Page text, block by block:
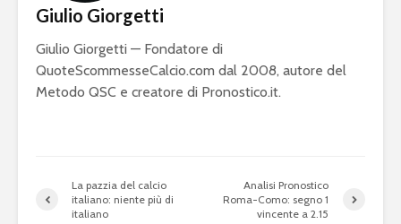
Giulio Giorgetti
Giulio Giorgetti — Fondatore di
QuoteScommesseCalcio.com dal 2008, autore del
Metodo QSC e creatore di Pronostico.it.
La pazzia del calcio
italiano: niente più di
italiano
Analisi Pronostico
Roma-Como: segno 1
vincente a 2.15